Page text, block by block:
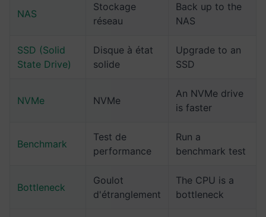
NAS
Stockage
réseau
Back up to the
NAS
SSD (Solid
State Drive)
Disque à état
solide
Upgrade to an
SSD
NVMe NVMe
An NVMe drive
is faster
Benchmark
Test de
performance
Run a
benchmark test
Bottleneck
Goulot
d'étranglement
The CPU is a
bottleneck